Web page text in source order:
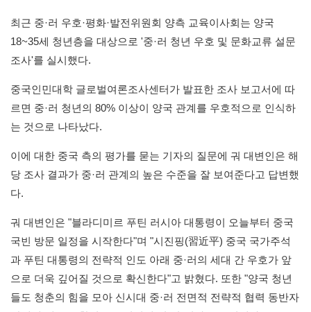
최근 중·러 우호·평화·발전위원회 양측 교육이사회는 양국
18~35세 청년층을 대상으로 '중·러 청년 우호 및 문화교류 설문
조사'를 실시했다.
중국인민대학 글로벌여론조사센터가 발표한 조사 보고서에 따
르면 중·러 청년의 80% 이상이 양국 관계를 우호적으로 인식하
는 것으로 나타났다.
이에 대한 중국 측의 평가를 묻는 기자의 질문에 궈 대변인은 해
당 조사 결과가 중·러 관계의 높은 수준을 잘 보여준다고 답변했
다.
궈 대변인은 "블라디미르 푸틴 러시아 대통령이 오늘부터 중국
국빈 방문 일정을 시작한다"며 "시진핑(習近平) 중국 국가주석
과 푸틴 대통령의 전략적 인도 아래 중·러의 세대 간 우호가 앞
으로 더욱 깊어질 것으로 확신한다"고 밝혔다. 또한 "양국 청년
들도 청춘의 힘을 모아 신시대 중·러 전면적 전략적 협력 동반자